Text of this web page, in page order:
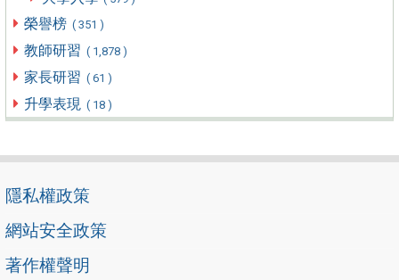
榮譽榜 ( 351 )
教師研習 ( 1,878 )
家長研習 ( 61 )
升學表現 ( 18 )
隱私權政策
網站安全政策
著作權聲明